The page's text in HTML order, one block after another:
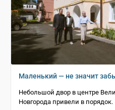
Маленький — не значит
Небольшой двор в центре
Новгорода привели в порядок.